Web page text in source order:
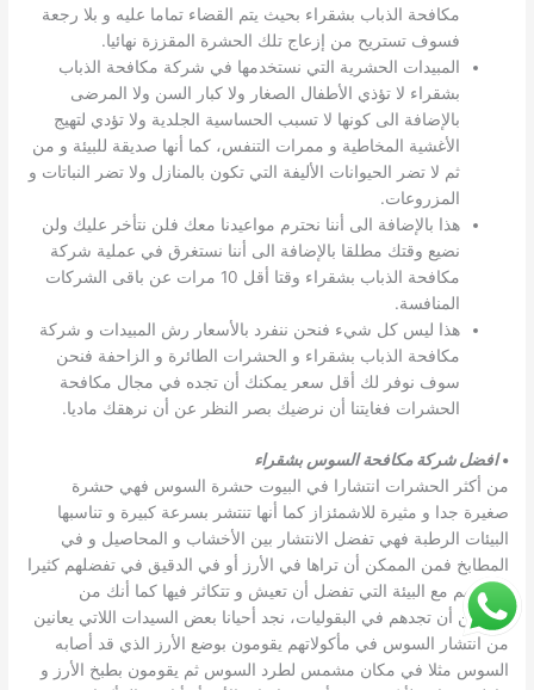
مكافحة الذباب بشقراء بحيث يتم القضاء تماما عليه و بلا رجعة
فسوف تستريح من إزعاج تلك الحشرة المقززة نهائيا.
المبيدات الحشرية التي نستخدمها في شركة مكافحة الذباب
بشقراء لا تؤذي الأطفال الصغار ولا كبار السن ولا المرضى
بالإضافة الى كونها لا تسبب الحساسية الجلدية ولا تؤدي لتهيج
الأغشية المخاطية و ممرات التنفس، كما أنها صديقة للبيئة و من
ثم لا تضر الحيوانات الأليفة التي تكون بالمنازل ولا تضر النباتات و
المزروعات.
هذا بالإضافة الى أننا نحترم مواعيدنا معك فلن نتأخر عليك ولن
نضيع وقتك مطلقا بالإضافة الى أننا نستغرق في عملية شركة
مكافحة الذباب بشقراء وقتا أقل 10 مرات عن باقى الشركات
المنافسة.
هذا ليس كل شيء فنحن ننفرد بالأسعار رش المبيدات و شركة
مكافحة الذباب بشقراء و الحشرات الطائرة و الزاحفة فنحن
سوف نوفر لك أقل سعر يمكنك أن تجده في مجال مكافحة
الحشرات فغايتنا أن نرضيك بصر النظر عن أن نرهقك ماديا.
•افضل شركة مكافحة السوس بشقراء
من أكثر الحشرات انتشارا في البيوت حشرة السوس فهي حشرة
صغيرة جدا و مثيرة للاشمئزاز كما أنها تنتشر بسرعة كبيرة و تناسبها
البيئات الرطبة فهي تفضل الانتشار بين الأخشاب و المحاصيل و في
المطابخ فمن الممكن أن تراها في الأرز أو في الدقيق في تفضلهم كثيرا
لتناسبهم مع البيئة التي تفضل أن تعيش و تتكاثر فيها كما أنك من
الممكن أن تجدهم في البقوليات، نجد أحيانا بعض السيدات اللاتي يعانين
من انتشار السوس في مأكولاتهم يقومون بوضع الأرز الذي قد أصابه
السوس مثلا في مكان مشمس لطرد السوس ثم يقومون بطبخ الأرز و